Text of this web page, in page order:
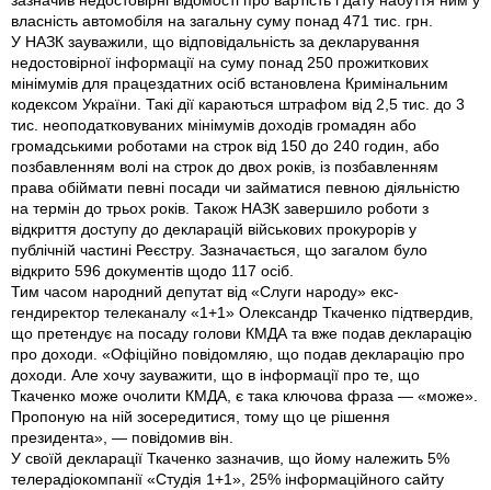
власність автомобіля на загальну суму понад 471 тис. грн.
У НАЗК зауважили, що відповідальність за декларування
недостовірної інформації на суму понад 250 прожиткових
мінімумів для працездатних осіб встановлена Кримінальним
кодексом України. Такі дії караються штрафом від 2,5 тис. до 3
тис. неоподатковуваних мінімумів доходів громадян або
громадськими роботами на строк від 150 до 240 годин, або
позбавленням волі на строк до двох років, із позбавленням
права обіймати певні посади чи займатися певною діяльністю
на термін до трьох років. Також НАЗК завершило роботи з
відкриття доступу до декларацій військових прокурорів у
публічній частині Реєстру. Зазначається, що загалом було
відкрито 596 документів щодо 117 осіб.
Тим часом народний депутат від «Слуги народу» екс-
гендиректор телеканалу «1+1» Олександр Ткаченко підтвердив,
що претендує на посаду голови КМДА та вже подав декларацію
про доходи. «Офіційно повідомляю, що подав декларацію про
доходи. Але хочу зауважити, що в інформації про те, що
Ткаченко може очолити КМДА, є така ключова фраза — «може».
Пропоную на ній зосередитися, тому що це рішення
президента», — повідомив він.
У своїй декларації Ткаченко зазначив, що йому належить 5%
телерадіокомпанії «Студія 1+1», 25% інформаційного сайту